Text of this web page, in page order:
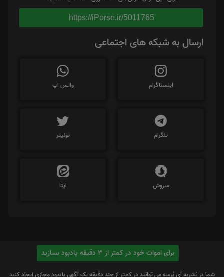
https://iPorse.ir/5011765
ارسال به شبکه های اجتماعی
اینستاگرام واتس اپ
تلگرام توئیتر
سروش ایتا
برای اموات خود در کمتر از 3 دقیقه یادبود بسازید
شما در نشریه آی پُرسِه می توانید در کمتر از چند دقیقه یک آگهی یادبود مجازی ایجاد کنید